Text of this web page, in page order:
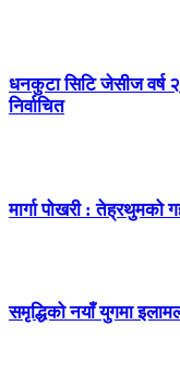
धनकुटा सिटि जेसीज वर्ष
निर्वाचित
मार्गा पोखरी : तेह्रथुमको
समृद्धिको नयाँ युगमा